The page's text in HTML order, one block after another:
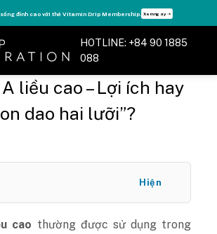
đỉnh cao với thẻ Vitamin Drip Membership. Xem ngay ➝
HOTLINE: +84 90 1885
088
liều cao – Lợi ích hay
dao hai lưỡi”?
Hiện
cao thường được sử dụng trong